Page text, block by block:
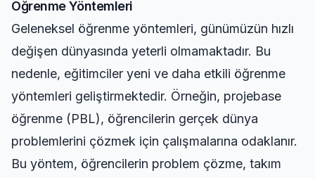
Öğrenme Yöntemleri
Geleneksel öğrenme yöntemleri, günümüzün hızlı
değişen dünyasında yeterli olmamaktadır. Bu
nedenle, eğitimciler yeni ve daha etkili öğrenme
yöntemleri geliştirmektedir. Örneğin, projebase
öğrenme (PBL), öğrencilerin gerçek dünya
problemlerini çözmek için çalışmalarına odaklanır.
Bu yöntem, öğrencilerin problem çözme, takım